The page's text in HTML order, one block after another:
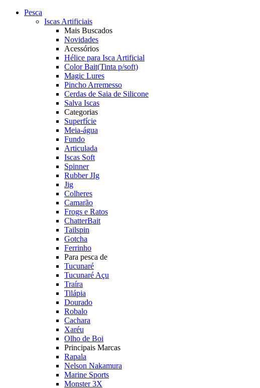
Pesca
Iscas Artificiais
Mais Buscados
Novidades
Acessórios
Hélice para Isca Artificial
Color Bait(Tinta p/soft)
Magic Lures
Pincho Arremesso
Cerdas de Saia de Silicone
Salva Iscas
Categorias
Superfície
Meia-água
Fundo
Articulada
Iscas Soft
Spinner
Rubber JIg
Jig
Colheres
Camarão
Frogs e Ratos
ChatterBait
Tailspin
Gotcha
Ferrinho
Para pesca de
Tucunaré
Tucunaré Açu
Traíra
Tilápia
Dourado
Robalo
Cachara
Xaréu
Olho de Boi
Principais Marcas
Rapala
Nelson Nakamura
Marine Sports
Monster 3X